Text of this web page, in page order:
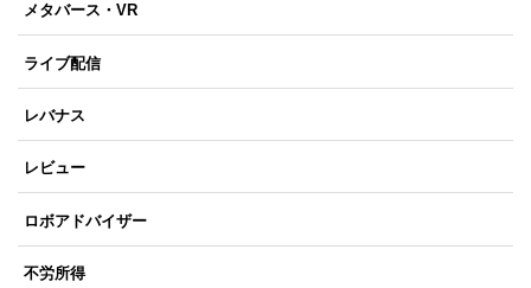
メタバース・VR
ライブ配信
レバナス
レビュー
ロボアドバイザー
不労所得